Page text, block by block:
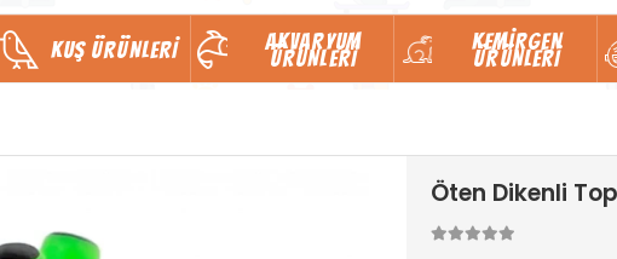
KUŞ ÜRÜNLERI AKVARYUM
ÜRÜNLERI
KEMIRGEN
ÜRÜNLERI
Öten Dikenli